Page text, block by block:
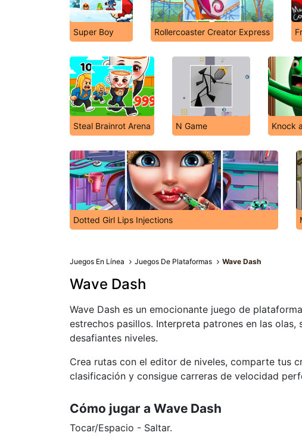
Super Boy Rollercoaster Creator Express
Steal Brainrot Arena N Game Knock
Dotted Girl Lips Injections
Juegos En Línea Juegos De Plataformas Wave Dash
Wave Dash
Wave Dash es un emocionante juego de
estrechos pasillos. Interpreta patrones en las olas,
desafiantes niveles.
Crea rutas con el editor de niveles, comparte tus
clasificación y consigue carreras de velocidad
Cómo jugar a Wave Dash
Tocar/Espacio - Saltar.